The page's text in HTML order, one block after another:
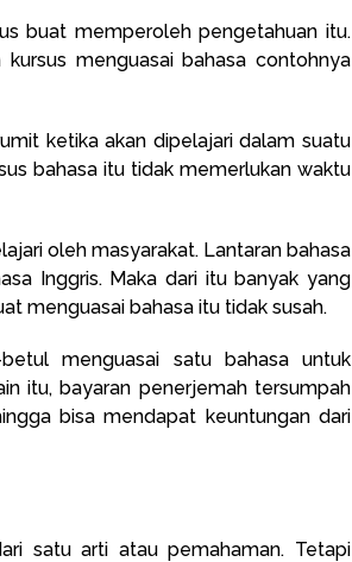
buat memperoleh pengetahuan itu.
menguasai bahasa contohnya
ketika akan dipelajari dalam suatu
bahasa itu tidak memerlukan waktu
oleh masyarakat. Lantaran bahasa
Inggris. Maka dari itu banyak yang
menguasai bahasa itu tidak susah.
menguasai satu bahasa untuk
itu, bayaran penerjemah tersumpah
bisa mendapat keuntungan dari
satu arti atau pemahaman. Tetapi